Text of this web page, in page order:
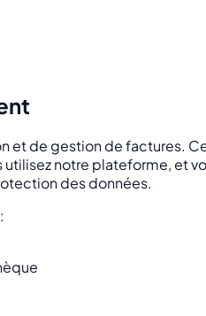
et de gestion de
notre plateforme, et
des données.